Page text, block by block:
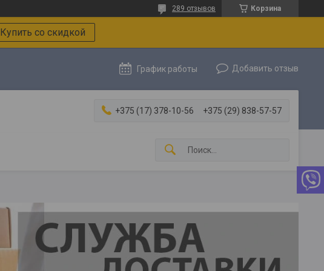
Корзина
289 отзывов
Купить со скидкой
График работы Добавить отзыв
+375 (17) 378-10-56 +375 (29) 838-57-57